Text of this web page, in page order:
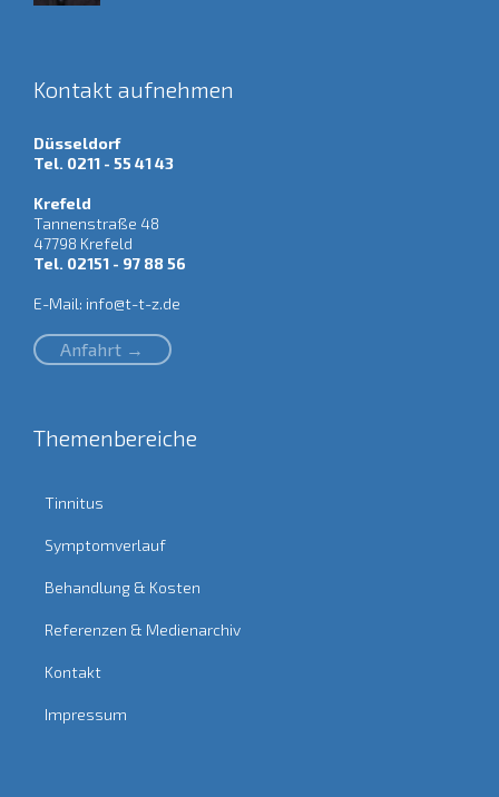
Kontakt aufnehmen
Düsseldorf
Tel. 0211 - 55 41 43
Krefeld
Tannenstraße 48
47798 Krefeld
Tel. 02151 - 97 88 56
E-Mail: info@t-t-z.de
Anfahrt →
Themenbereiche
Tinnitus
Symptomverlauf
Behandlung & Kosten
Referenzen & Medienarchiv
Kontakt
Impressum